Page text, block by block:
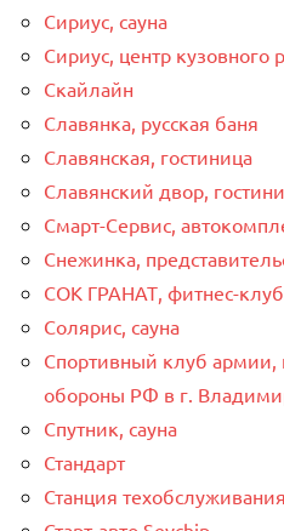
Сириус, сауна
Сириус, центр кузовного
Скайлайн
Славянка, русская баня
Славянская, гостиница
Славянский двор,
Смарт-Сервис,
Снежинка,
СОК ГРАНАТ, фитнес-клуб
Солярис, сауна
Спортивный клуб армии,
обороны РФ в г.
Спутник, сауна
Стандарт
Станция техобслуживания